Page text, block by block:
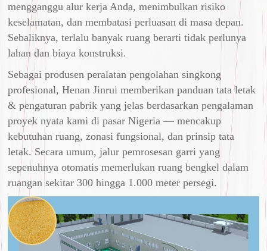
mengganggu alur kerja Anda, menimbulkan risiko
keselamatan, dan membatasi perluasan di masa depan.
Sebaliknya, terlalu banyak ruang berarti tidak perlunya
lahan dan biaya konstruksi.
Sebagai produsen peralatan pengolahan singkong
profesional, Henan Jinrui memberikan panduan tata letak
& pengaturan pabrik yang jelas berdasarkan pengalaman
proyek nyata kami di pasar Nigeria — mencakup
kebutuhan ruang, zonasi fungsional, dan prinsip tata
letak. Secara umum, jalur pemrosesan garri yang
sepenuhnya otomatis memerlukan ruang bengkel dalam
ruangan sekitar 300 hingga 1.000 meter persegi.